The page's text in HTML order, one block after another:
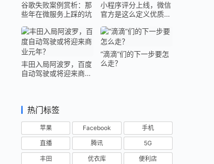
谷歌失败案例赏析：那
些年在微服务上踩的坑
小程序评分上线，微信
官方是这么定义优质小
丰田入局阿波罗，百度
自动驾驶或将迎来商业
“滴滴”们的下一步要怎
么走？
热门标签
苹果 Facebook 手机
直播 腾讯 5G
丰田 优衣库 便利店